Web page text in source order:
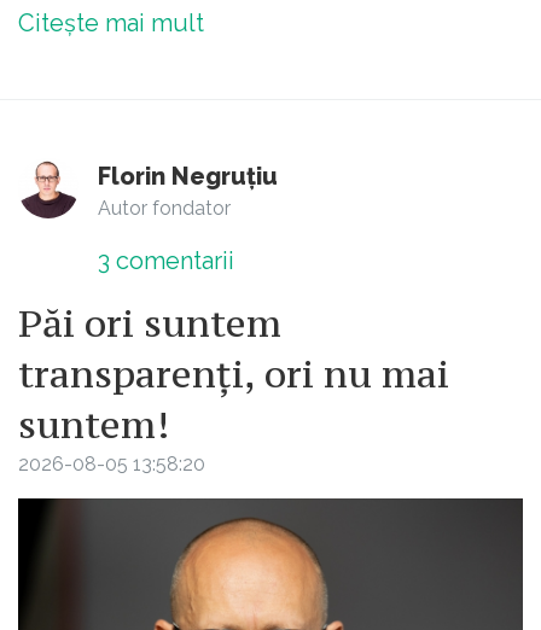
Citește mai mult
Florin Negruțiu
Autor fondator
3 comentarii
Păi ori suntem
transparenți, ori nu mai
suntem!
2026-08-05 13:58:20